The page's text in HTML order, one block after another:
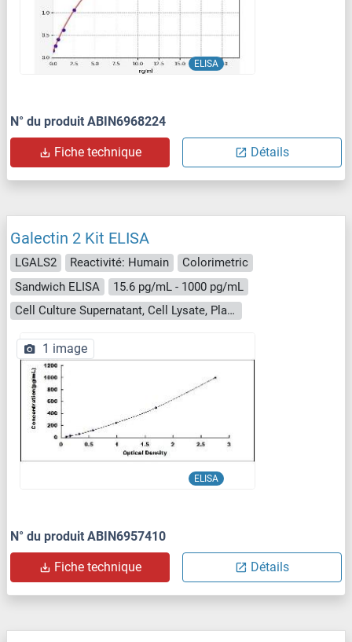
ELISA
N° du produit ABIN6968224
Fiche technique Détails
Galectin 2 Kit ELISA
LGALS2 Reactivité: Humain
Colorimetric
Sandwich ELISA
15.6 pg/mL - 1000 pg/mL
Cell Culture Supernatant, Cell Lysate, Plasma, Serum, Tissue Homogenate
ELISA
1 image
N° du produit ABIN6957410
Fiche technique Détails